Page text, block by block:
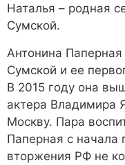
Наталья – родная
Сумской.
Антонина
Сумской и ее
В 2015 году она
актера Владимира
Москву. Пара
Паперная с начала
вторжения РФ не